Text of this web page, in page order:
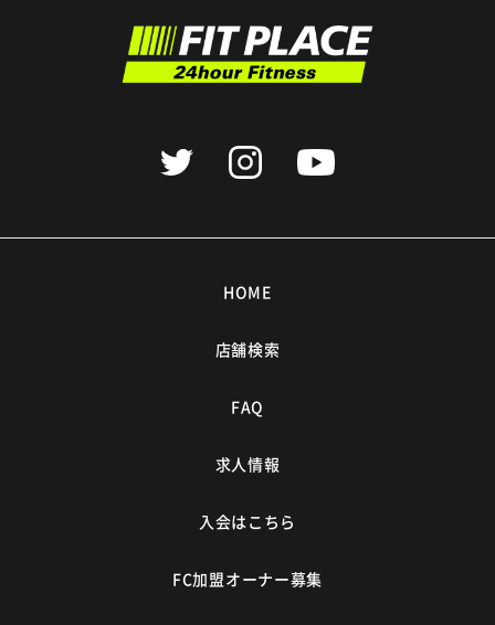
HOME
店舗検索
FAQ
求人情報
入会はこちら
FC加盟オーナー募集